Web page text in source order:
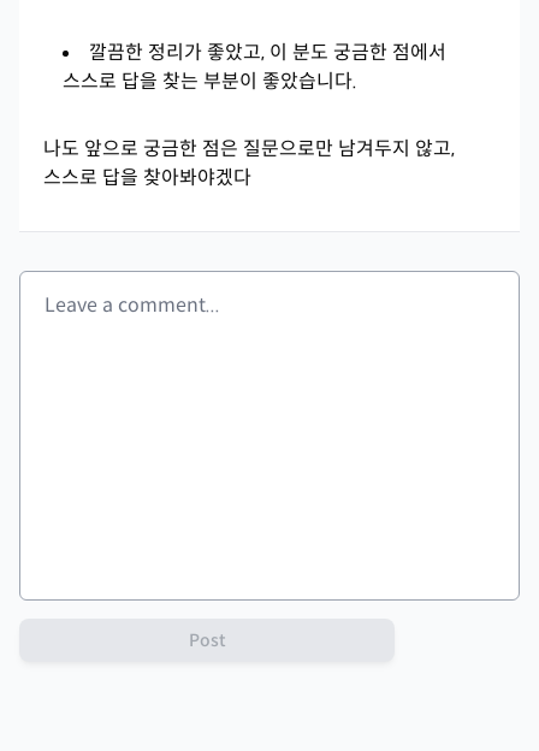
깔끔한 정리가 좋았고, 이 분도 궁금한 점에서
스스로 답을 찾는 부분이 좋았습니다.
나도 앞으로 궁금한 점은 질문으로만 남겨두지 않고,
스스로 답을 찾아봐야겠다
Post